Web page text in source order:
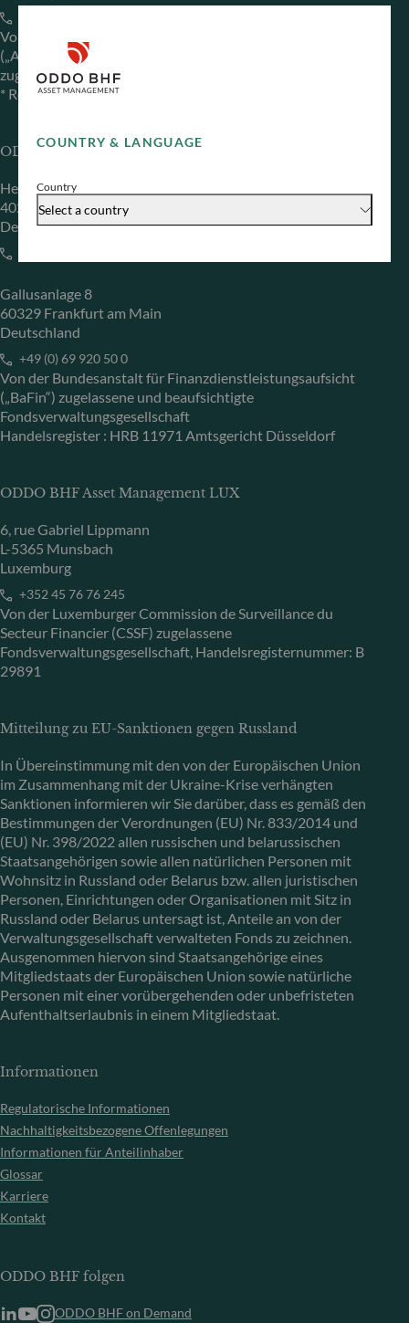
COUNTRY & LANGUAGE
Country
Select a country
Von der französischen Finanzmarktaufsichtsbehörde
(„Autorité des Marchés Financiers“) unter der Nr. GP 99011
zugelassene Fondsverwaltungsgesellschaft
* Rechtlich verantwortlich für die Inhalte der Internetseite
ODDO BHF Asset Management GmbH
Herzogstraße 15
40217 Düsseldorf
Deutschland
Gallusanlage 8
60329 Frankfurt am Main
Deutschland
+49 (0) 69 920 50 0
Von der Bundesanstalt für Finanzdienstleistungsaufsicht
(„BaFin“) zugelassene und beaufsichtigte
Fondsverwaltungsgesellschaft
Handelsregister : HRB 11971 Amtsgericht Düsseldorf
ODDO BHF Asset Management LUX
6, rue Gabriel Lippmann
L-5365 Munsbach
Luxemburg
+352 45 76 76 245
Von der Luxemburger Commission de Surveillance du
Secteur Financier (CSSF) zugelassene
Fondsverwaltungsgesellschaft, Handelsregisternummer: B
29891
Mitteilung zu EU-Sanktionen gegen Russland
In Übereinstimmung mit den von der Europäischen Union
im Zusammenhang mit der Ukraine-Krise verhängten
Sanktionen informieren wir Sie darüber, dass es gemäß den
Bestimmungen der Verordnungen (EU) Nr. 833/2014 und
(EU) Nr. 398/2022 allen russischen und belarussischen
Staatsangehörigen sowie allen natürlichen Personen mit
Wohnsitz in Russland oder Belarus bzw. allen juristischen
Personen, Einrichtungen oder Organisationen mit Sitz in
Russland oder Belarus untersagt ist, Anteile an von der
Verwaltungsgesellschaft verwalteten Fonds zu zeichnen.
Ausgenommen hiervon sind Staatsangehörige eines
Mitgliedstaats der Europäischen Union sowie natürliche
Personen mit einer vorübergehenden oder unbefristeten
Aufenthaltserlaubnis in einem Mitgliedstaat.
Informationen
Regulatorische Informationen
Nachhaltigkeitsbezogene Offenlegungen
Informationen für Anteilinhaber
Glossar
Karriere
Kontakt
ODDO BHF folgen
ODDO BHF on Demand